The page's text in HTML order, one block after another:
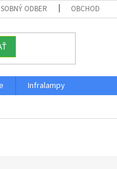
ODBER OBCHODNÉ
Infralampy